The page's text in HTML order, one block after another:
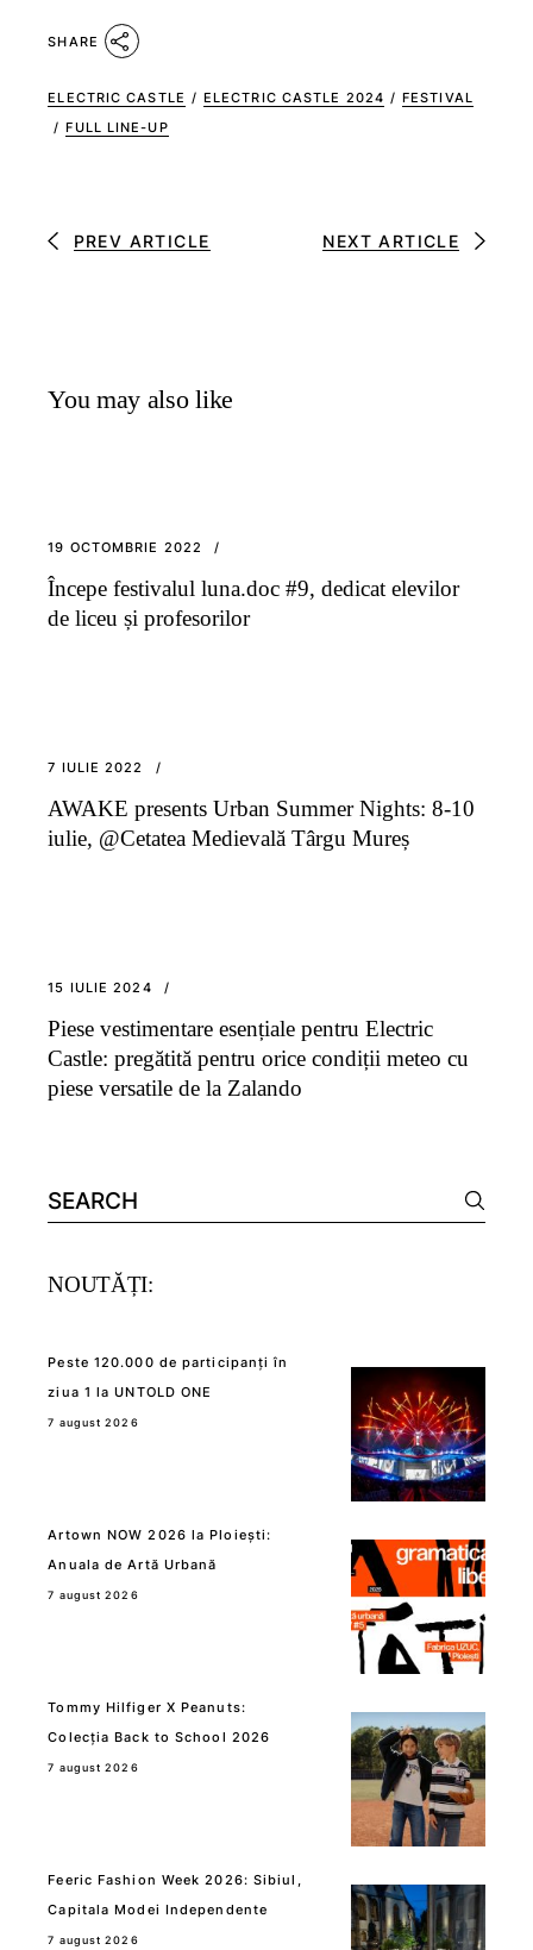
SHARE
ELECTRIC CASTLE / ELECTRIC CASTLE 2024 / FESTIVAL
/ FULL LINE-UP
PREV ARTICLE NEXT ARTICLE
You may also like
19 OCTOMBRIE 2022
Începe festivalul luna.doc #9, dedicat elevilor
de liceu și profesorilor
7 IULIE 2022
AWAKE presents Urban Summer Nights: 8-10
iulie, @Cetatea Medievală Târgu Mureș
15 IULIE 2024
Piese vestimentare esențiale pentru Electric
Castle: pregătită pentru orice condiții meteo cu
piese versatile de la Zalando
Search
for:
NOUTĂȚI:
Peste 120.000 de participanți în
ziua 1 la UNTOLD ONE
7 august 2026
Artown NOW 2026 la Ploiești:
Anuala de Artă Urbană
7 august 2026
Tommy Hilfiger X Peanuts:
Colecția Back to School 2026
7 august 2026
Feeric Fashion Week 2026: Sibiul,
Capitala Modei Independente
7 august 2026